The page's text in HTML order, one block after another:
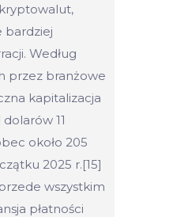
bardziej
Według
przez branżowe
kapitalizacja
dolarów 11
około 205
2025 r.[15]
wszystkim
płatności